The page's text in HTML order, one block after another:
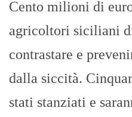
Cento milioni di
agricoltori siciliani
contrastare e
dalla siccità.
stati stanziati e